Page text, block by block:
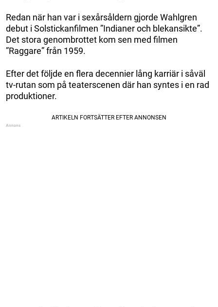
Redan när han var i sexårsåldern gjorde Wahlgren
debut i Solstickanfilmen ”Indianer och blekansikte”.
Det stora genombrottet kom sen med filmen
”Raggare” från 1959.
Efter det följde en flera decennier lång karriär i såväl
tv-rutan som på teaterscenen där han syntes i en rad
produktioner.